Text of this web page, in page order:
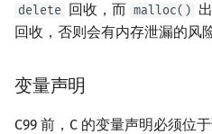
delete 回收，而 malloc()
回收，否则会有内存泄漏的风
变量声明
C99 前，C 的变量声明必须位